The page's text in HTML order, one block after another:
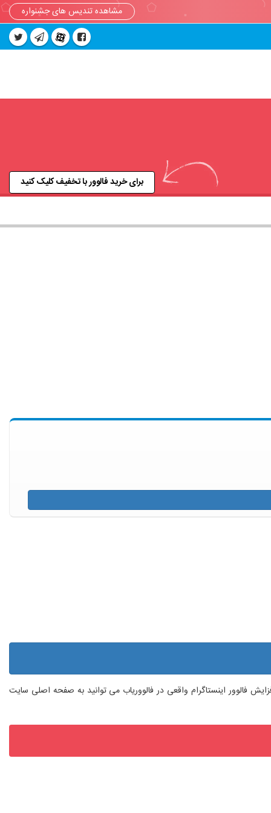
مشاهده تندیس های جشنواره
برای خرید فالوور با تخفیف کلیک کنید
فالوور اینستاگرام واقعی در فالووریاب می توانید به صفحه اصلی سایت